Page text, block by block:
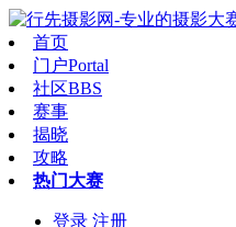
首页
门户Portal
社区BBS
赛事
揭晓
攻略
热门大赛
登录 注册